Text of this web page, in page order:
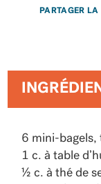
PARTAGER LA
6 mini-bagels,
1 c. à table
½ c. à thé de